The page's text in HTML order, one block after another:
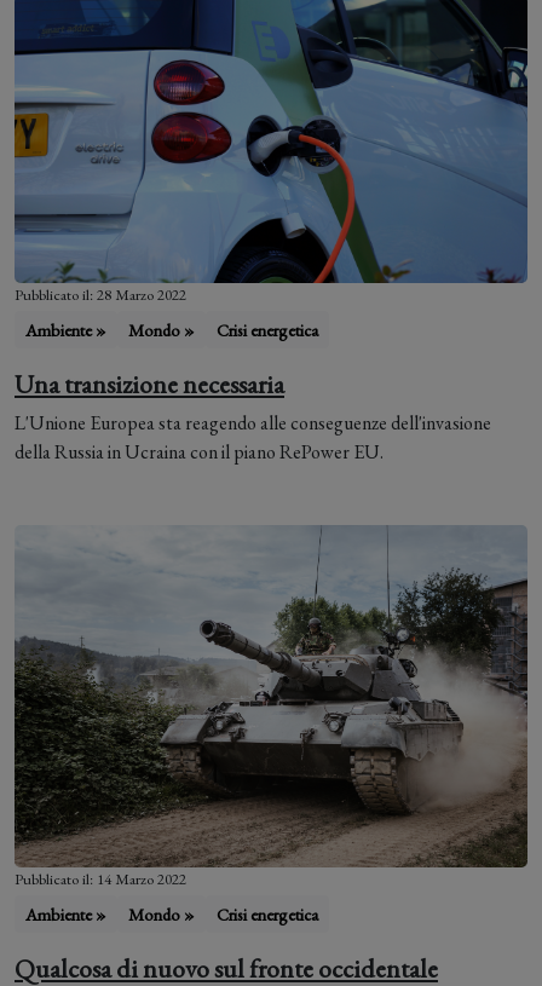
Pubblicato il: 28 Marzo 2022
Ambiente » Mondo » Crisi energetica
Una transizione necessaria
L'Unione Europea sta reagendo alle conseguenze dell'invasione
della Russia in Ucraina con il piano RePower EU.
Pubblicato il: 14 Marzo 2022
Ambiente » Mondo » Crisi energetica
Qualcosa di nuovo sul fronte occidentale